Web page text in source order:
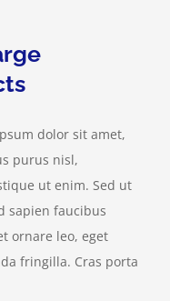
dolor sit amet,
purus nisl,
ut enim. Sed ut
sapien faucibus
ornare leo, eget
fringilla. Cras porta